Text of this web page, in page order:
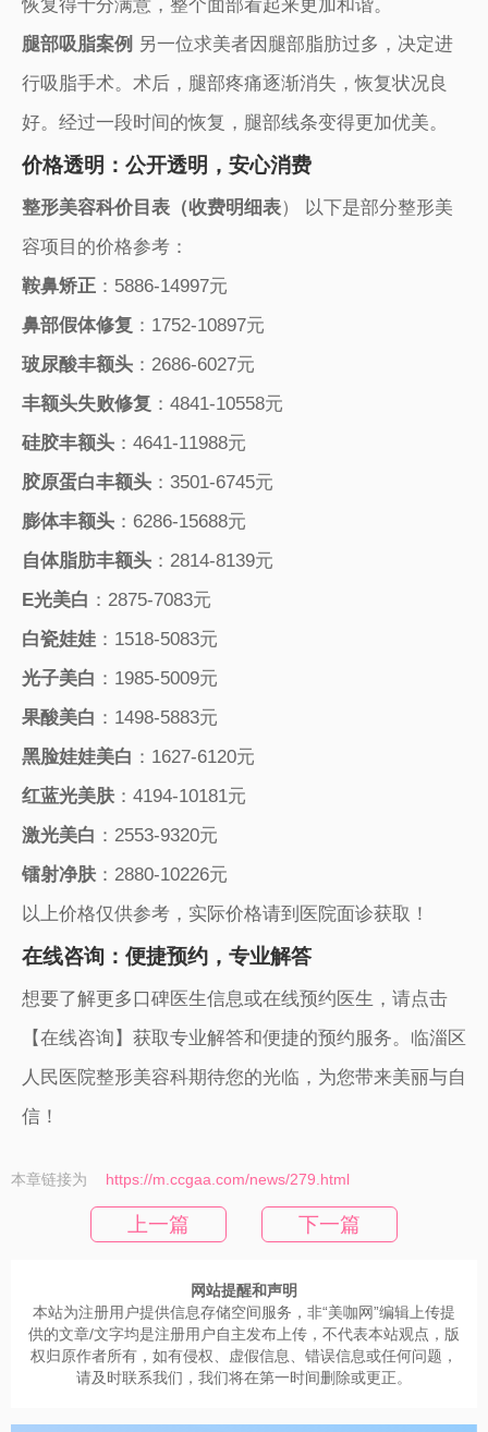
恢复得十分满意，整个面部看起来更加和谐。
腿部吸脂案例 另一位求美者因腿部脂肪过多，决定进
行吸脂手术。术后，腿部疼痛逐渐消失，恢复状况良
好。经过一段时间的恢复，腿部线条变得更加优美。
价格透明：公开透明，安心消费
整形美容科价目表（收费明细表） 以下是部分整形美
容项目的价格参考：
鞍鼻矫正：5886-14997元
鼻部假体修复 ：1752-10897元
玻尿酸丰额头：2686-6027元
丰额头失败修复 ：4841-10558元
硅胶丰额头：4641-11988元
胶原蛋白丰额头：3501-6745元
膨体丰额头：6286-15688元
自体脂肪丰额头：2814-8139元
E光美白 ：2875-7083元
白瓷娃娃：1518-5083元
光子美白 ：1985-5009元
果酸美白 ：1498-5883元
黑脸娃娃美白 ：1627-6120元
红蓝光美肤：4194-10181元
激光美白 ：2553-9320元
镭射净肤：2880-10226元
以上价格仅供参考，实际价格请到医院面诊获取！
在线咨询：便捷预约，专业解答
想要了解更多口碑医生信息或在线预约医生，请点击
【在线咨询】获取专业解答和便捷的预约服务。临淄区
人民医院整形美容科期待您的光临，为您带来美丽与自
信！
本章链接为 https://m.ccgaa.com/news/279.html
上一篇 下一篇
网站提醒和声明
本站为注册用户提供信息存储空间服务，非“美咖网”编辑上传提
供的文章/文字均是注册用户自主发布上传，不代表本站观点，版
权归原作者所有，如有侵权、虚假信息、错误信息或任何问题，
请及时联系我们，我们将在第一时间删除或更正。